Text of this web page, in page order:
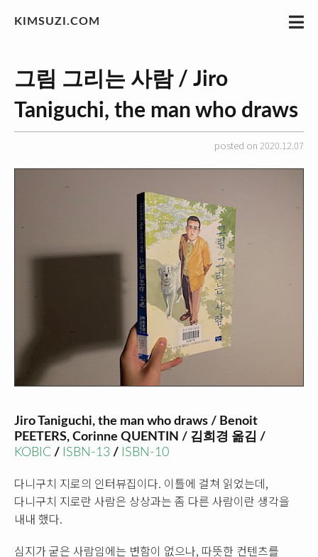
KIMSUZI.COM
그림 그리는 사람 / Jiro
Taniguchi, the man who draws
posted on 2020.12.07
Jiro Taniguchi, the man who draws / Benoit
PEETERS, Corinne QUENTIN / 김희경 옮김 /
KOBIC / ISBN-13 / ISBN-10
다니구치 지로의 인터뷰집이다. 이틀에 걸쳐 읽었는데,
다니구치 지로란 사람은 상상과는 좀 다른 사람이란 생각을
내내 했다.
심지가 굳은 사람임에는 변함이 없으나, 따뜻한 컨텐츠를